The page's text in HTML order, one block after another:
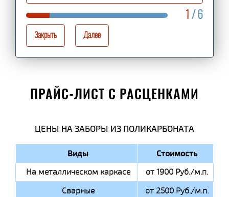
1 / 6
Закрыть Далее
ПРАЙС-ЛИСТ С РАСЦЕНКАМИ
ЦЕНЫ НА ЗАБОРЫ ИЗ ПОЛИКАРБОНАТА
Виды Стоимость
На металлическом каркасе
от 1900 Руб./м.п.
Сварные
от 2500 Руб./м.п.